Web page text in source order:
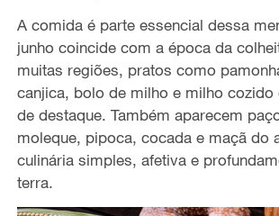
A comida é parte essencial dessa
junho coincide com a época da
muitas regiões, pratos como
canjica, bolo de milho e milho cozido
de destaque. Também aparecem
moleque, pipoca, cocada e maçã do
culinária simples, afetiva e
terra.